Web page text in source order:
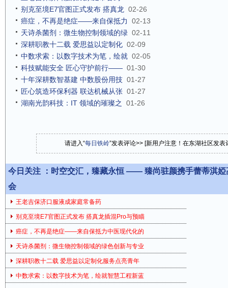
别克至境E7官图正式发布 搭真龙 02-26
癌症，不再是绝症——来自保抵力
02-13
天诗杀菌剂：微生物控制领域的绿 02-11
深耕职教十二载 爱思益以定制化 02-09
中数求索：以数字技术为笔，绘就 02-05
科技赋能安全 匠心守护前行—— 01-30
十年深耕数智基建 中数股份用技 01-27
匠心筑造环保利器 联达机械从张 01-27
湖南光韵科技：IT 领域的璀璨之
01-26
请进入“每日铁岭”发表评论>> [新用户注意！在东湖社区发表
今日关注 ： 时空交汇，臻藏永恒 —— 臻尚驻颜携手蕾蒂淇婭
会
王老吉保济口服液成家庭常备药
别克至境E7官图正式发布 搭真龙插混Pro与预瞄
癌症，不再是绝症——来自保抵力中医现代化的
天诗杀菌剂：微生物控制领域的绿色创新与专业
深耕职教十二载 爱思益以定制化服务点亮青年
中数求索：以数字技术为笔，绘就智慧工程新蓝